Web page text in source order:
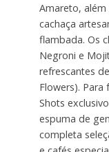
Amareto,
cachaça
flambada. Os
Negroni e
refrescantes
Flowers). Para
Shots
espuma de
completa